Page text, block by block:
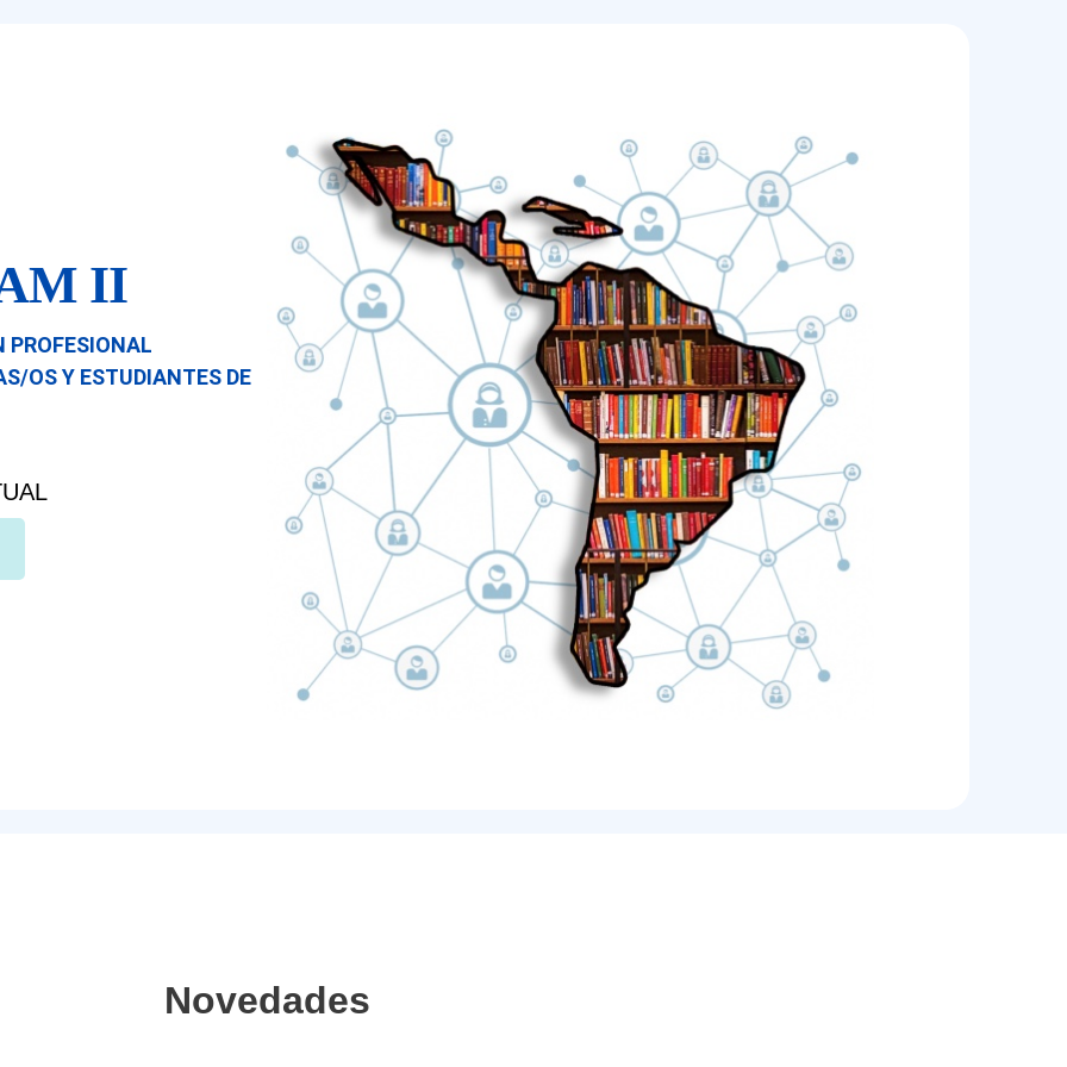
II
PROFESIONAL
OS Y ESTUDIANTES DE
Novedades